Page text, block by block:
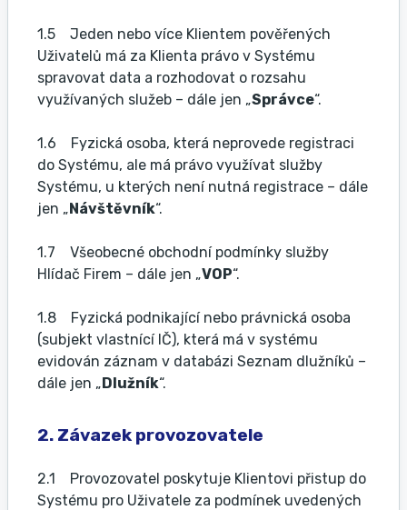
1.5 Jeden nebo více Klientem pověřených
Uživatelů má za Klienta právo v Systému
spravovat data a rozhodovat o rozsahu
využívaných služeb – dále jen „Správce“.
1.6 Fyzická osoba, která neprovede registraci
do Systému, ale má právo využívat služby
Systému, u kterých není nutná registrace – dále
jen „Návštěvník“.
1.7 Všeobecné obchodní podmínky služby
Hlídač Firem – dále jen „VOP“.
1.8 Fyzická podnikající nebo právnická osoba
(subjekt vlastnící IČ), která má v systému
evidován záznam v databázi Seznam dlužníků –
dále jen „Dlužník“.
2. Závazek provozovatele
2.1 Provozovatel poskytuje Klientovi přistup do
Systému pro Uživatele za podmínek uvedených